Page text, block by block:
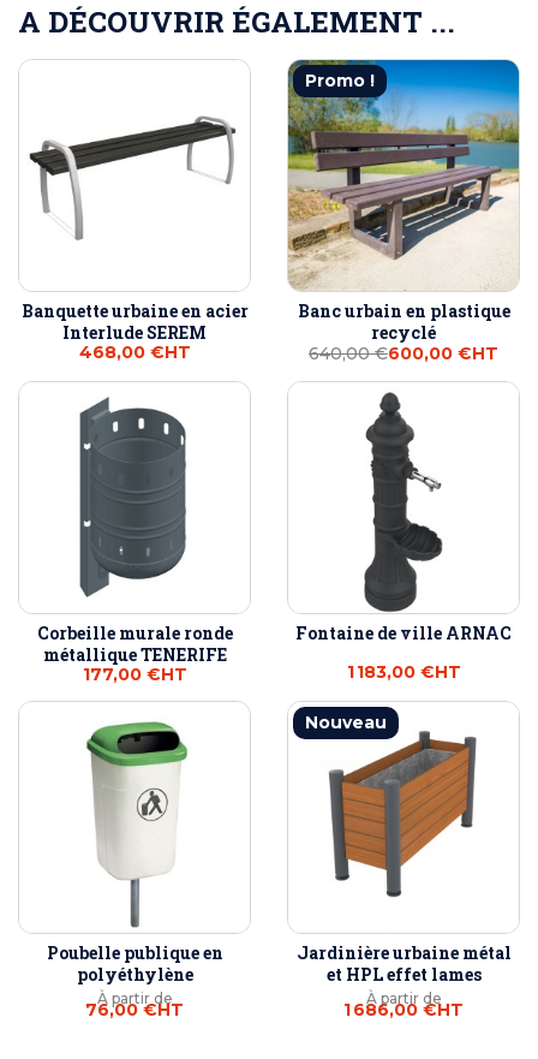
A DÉCOUVRIR ÉGALEMENT ...
Banquette urbaine en acier
Interlude SEREM
468,00 €HT
Promo !
Banc urbain en plastique
recyclé
640,00 €600,00 €HT
Corbeille murale ronde
métallique TENERIFE
177,00 €HT
Fontaine de ville ARNAC
1 183,00 €HT
Poubelle publique en
polyéthylène
À partir de
76,00 €HT
Nouveau
Jardinière urbaine métal
et HPL effet lames
À partir de
1 686,00 €HT